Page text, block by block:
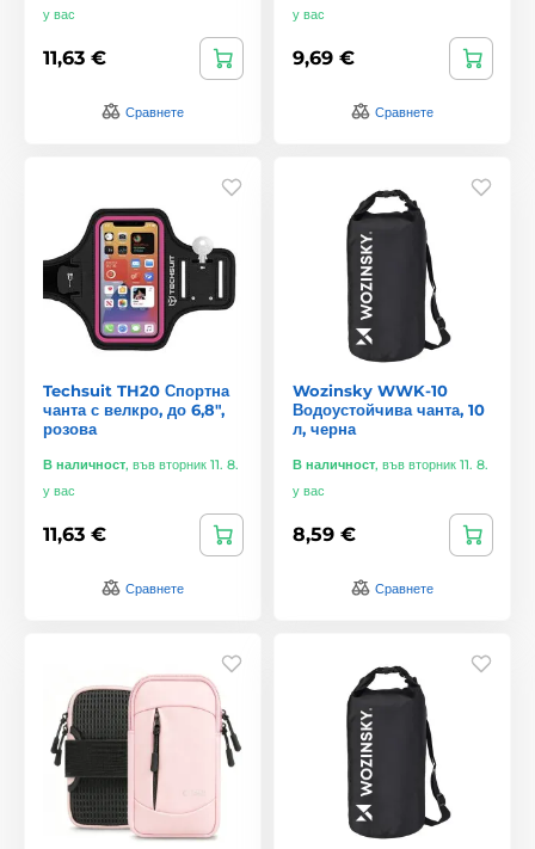
у вас
11,63 €
Сравнете
у вас
9,69 €
Сравнете
Techsuit TH20 Спортна
чанта с велкро, до 6,8",
розова
В наличност, във вторник 11. 8.
у вас
11,63 €
Сравнете
Wozinsky WWK-10
Водоустойчива чанта, 10
л, черна
В наличност, във вторник 11. 8.
у вас
8,59 €
Сравнете